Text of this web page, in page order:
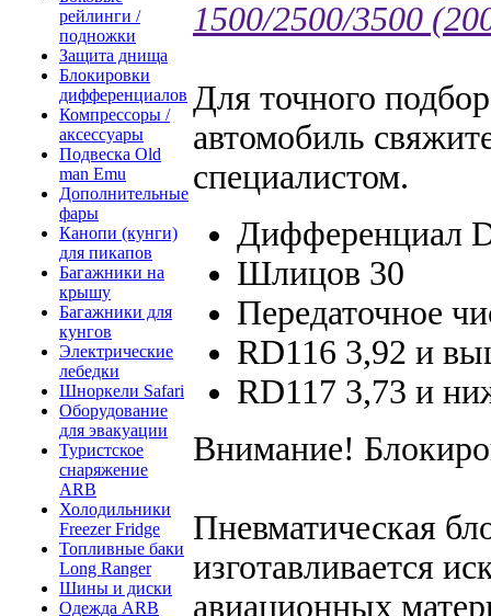
рейлинги /
подножки
Защита днища
Блокировки
дифференциалов
Компрессоры /
аксессуары
Подвеска Old
man Emu
Дополнительные
фары
Канопи (кунги)
для пикапов
Багажники на
крышу
Багажники для
кунгов
Электрические
лебедки
Шноркели Safari
Оборудование
для эвакуации
Туристское
снаряжение
ARB
Холодильники
Freezer Fridge
Топливные баки
Long Ranger
Шины и диски
Одежда ARB
1500/2500/3500
Для точного
автомобиль
специалистом.
Дифференциал
Шлицов 30
Передаточное
RD116 3,92 и
RD117 3,73 и
Внимание!
Пневматическая
изготавливается
авиационных